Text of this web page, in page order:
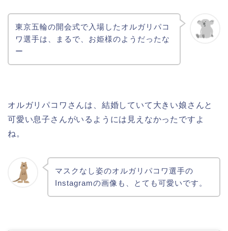
東京五輪の開会式で入場したオルガリパコ
ワ選手は、まるで、お姫様のようだったな
ー
オルガリパコワさんは、結婚していて大きい娘さんと
可愛い息子さんがいるようには見えなかったですよ
ね。
マスクなし姿のオルガリパコワ選手の
Instagramの画像も、とても可愛いです。